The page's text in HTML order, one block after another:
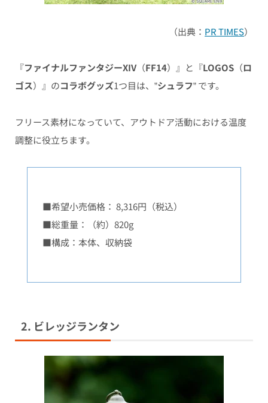
（出典： PR TIMES）
『ファイナルファンタジーXIV（FF14）』と『LOGOS（ロ
ゴス）』のコラボグッズ1つ目は、”シュラフ” です。
フリース素材になっていて、アウトドア活動における温度
調整に役立ちます。
■希望小売価格： 8,316円（税込）
■総重量：（約）820g
■構成：本体、収納袋
2. ビレッジランタン